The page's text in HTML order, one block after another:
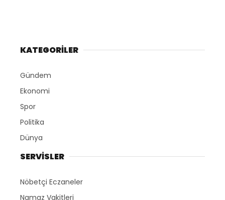
KATEGORİLER
Gündem
Ekonomi
Spor
Politika
Dünya
SERVİSLER
Nöbetçi Eczaneler
Namaz Vakitleri